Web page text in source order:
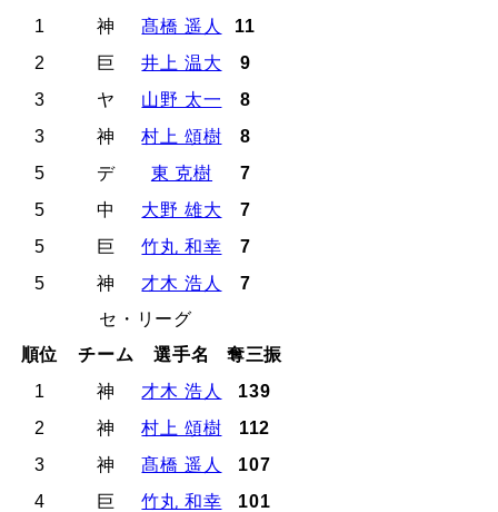
1
神 髙橋 遥人
11
2
巨 井上 温大
9
3
ヤ 山野 太一
8
3
神 村上 頌樹
8
5
デ 東 克樹
7
5
中 大野 雄大
7
5
巨 竹丸 和幸
7
5
神 才木 浩人
7
セ・リーグ
順位
チーム 選手名
奪三振
1
神 才木 浩人
139
2
神 村上 頌樹
112
3
神 髙橋 遥人
107
4
巨 竹丸 和幸
101